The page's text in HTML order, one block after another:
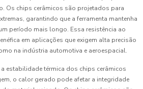
Os chips cerâmicos são projetados para
garantindo que a ferramenta mantenha
período mais longo. Essa resistência ao
em aplicações que exigem alta precisão
na indústria automotiva e aeroespacial.
estabilidade térmica dos chips cerâmicos
o calor gerado pode afetar a integridade